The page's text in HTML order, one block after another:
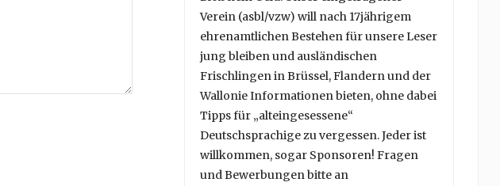
Verein (asbl/vzw) will nach 17jährigem
ehrenamtlichen Bestehen für unsere Leser
jung bleiben und ausländischen
Frischlingen in Brüssel, Flandern und der
Wallonie Informationen bieten, ohne dabei
Tipps für „alteingesessene“
Deutschsprachige zu vergessen. Jeder ist
willkommen, sogar Sponsoren! Fragen
und Bewerbungen bitte an